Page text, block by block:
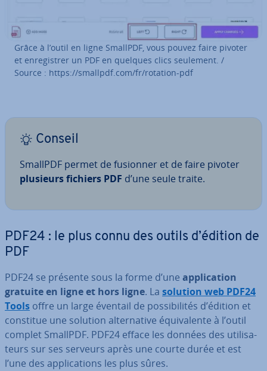
Grâce à l’outil en ligne SmallPDF, vous pouvez faire pivoter
et en­re­gis­trer un PDF en quelques clics seulement. /
Source : https://smallpdf.com/fr/rotation-pdf
Conseil
SmallPDF permet de fusionner et de faire pivoter
plusieurs fichiers PDF d’une seule traite.
PDF24 : le plus connu des outils d’édition de
PDF
PDF24 se présente sous la forme d’une ap­pli­ca­tion
gratuite en ligne et hors ligne. La solution web PDF24
Tools offre un large éventail de pos­si­bi­li­tés d’édition et
constitue une solution al­ter­na­tive équi­va­lente à l’outil
complet SmallPDF. PDF24 efface les données des uti­li­sa­
teurs sur ses serveurs après une courte durée et est
l’une des ap­pli­ca­tions les plus sûres.